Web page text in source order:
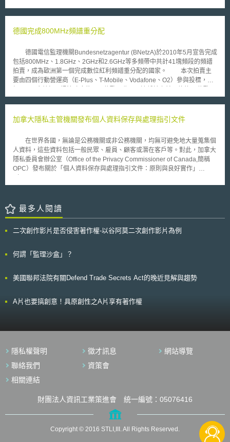
建立一套全國政府機關可遵循依據，針對雲端服務的風險評估、授權管理的
其評估程序可分為提出申請、檔案安全控管、進行安全測試、完成安全評估
評估，必須經由FedRAMP認證的第三方機構來進行審查，第三方評估機構
欲通過認證，除了要符合FedRAMP的需求外，還必須具備雲端資訊系統的
評估能力、備妥安全評估計畫、以及安全評估報告等，另外亦同時引進了
ISO/IEC17020以及ISO/IEC17011之規定，來驗證檢驗機構的品質與技術能
的腳步並順利達成目標，仍有待進一步觀察。
德國完成800MHz頻譜重分配
德國電信監理機關Bundesnetzagentur (BNetzA)於2010年5月宣告完成
包括800MHz、1.8GHz、2GHz和2.6GHz等多頻帶中共計41塊頻段的頻譜
拍賣，成為歐洲第一個完成數位紅利頻譜重分配的國家。 本次拍賣主
要由四個行動營運商（E-Plus、T-Mobile、Vodafone、O2）參與投標，歷
元，也遠低於10年前的3G頻譜500億歐元。 只有三家業者（T-
Plus公司則早已表達意願，將租用其中一個得標者的新網路頻寬，以使用數
上已經有約100家的MVNO業者和為數眾多的次品牌服務經營者在競爭，監
管機關看不出應執行拍賣條款中「應有利新的市場參進者」的理由。
市場主導者T-Mobile已經宣稱，將率先於今年開始利用800MHz測試發展
LTE服務。但由於在800MHz段部署LTE網路將與歐洲其他國家（主要指
略中。
加拿大隱私主管機關發布個人資料保存與處理指引文件
在世界各國，無論是公務機關或非公務機關，均無可避免地大量蒐集個
人資料，這些資料包括一般民眾、雇員、顧客或潛在客戶等。對此，加拿大
隱私委員會辦公室（Office of the Privacy Commissioner of Canada,簡稱
OPC）發布關於「個人資料保存與處理指引文件：原則與良好實作」
Practices），以協助聯邦機構與私人機構對組織內部保有之個人資料，做好
並於指引文件中提出11項參考要點，其中包括1.是否定期審查蒐集個人資料
與保有目的之關連與妥適性？多久審查一次；2.對於保有之個人資料及保存
何？是否有備份？4.法律是否有規定最低保存期限？5.組織如何處理個人資
全維護措施？7.個人資料保管與處理相關政策的核決人為誰？8.對於利用資
施？10.資料等候處理期間是否受到安全妥善之保管？11.對於使用資料之第
核機制？等，期以協助組織掌握政策與程序制定要領。
最多人閱讀
二次創作影片是否侵害著作權-以谷阿莫二次創作影片為例
何謂「監理沙盒」？
美國聯邦法院有關Defend Trade Secrets Act的晚近見解與趨勢
A片也要搞創意！具原創性之A片享有著作權
隱私權聲明 徵才訊息
網站導覽
聯絡我們
資策會
相關連結
財團法人資訊工業策進會 統一編號：05076416
Copyright © 2016 STLI,III. All Rights Reserved.